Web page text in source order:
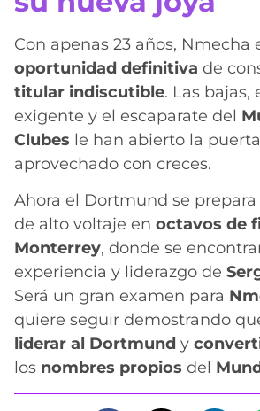
Con apenas 23 años, Nmecha
oportunidad definitiva de
titular indiscutible. Las bajas,
exigente y el escaparate del
Clubes le han abierto la
aprovechado con creces.
Ahora el Dortmund se
de alto voltaje en octavos de
Monterrey, donde se
experiencia y liderazgo de
Será un gran examen para
quiere seguir demostrando
liderar al Dortmund y
los nombres propios del